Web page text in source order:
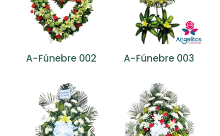
A-Fúnebre 002 A-Fúnebre 003